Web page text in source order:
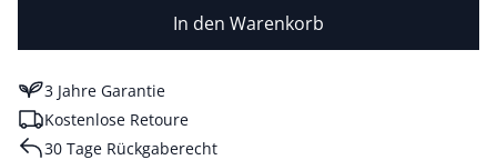
In den Warenkorb
3 Jahre Garantie
Kostenlose Retoure
30 Tage Rückgaberecht